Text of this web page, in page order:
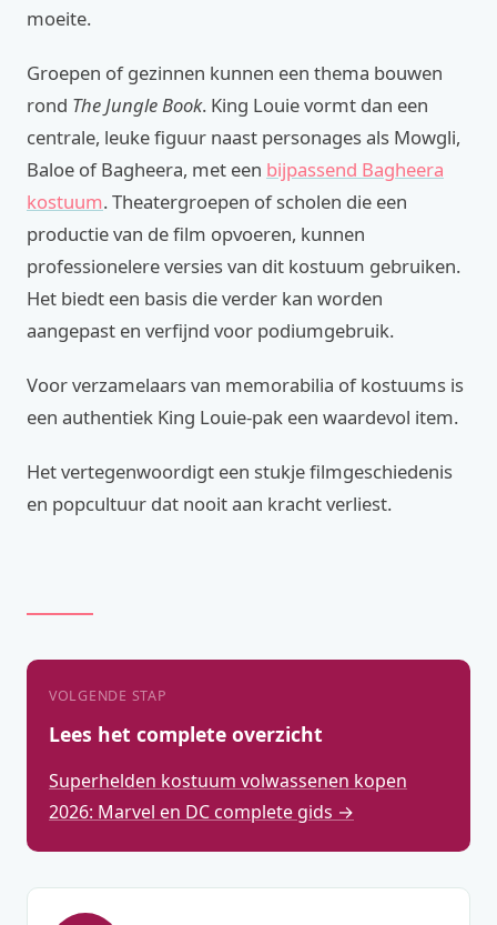
moeite.
Groepen of gezinnen kunnen een thema bouwen
rond The Jungle Book. King Louie vormt dan een
centrale, leuke figuur naast personages als Mowgli,
Baloe of Bagheera, met een bijpassend Bagheera
kostuum. Theatergroepen of scholen die een
productie van de film opvoeren, kunnen
professionelere versies van dit kostuum gebruiken.
Het biedt een basis die verder kan worden
aangepast en verfijnd voor podiumgebruik.
Voor verzamelaars van memorabilia of kostuums is
een authentiek King Louie-pak een waardevol item.
Het vertegenwoordigt een stukje filmgeschiedenis
en popcultuur dat nooit aan kracht verliest.
VOLGENDE STAP
Lees het complete overzicht
Superhelden kostuum volwassenen kopen
2026: Marvel en DC complete gids →